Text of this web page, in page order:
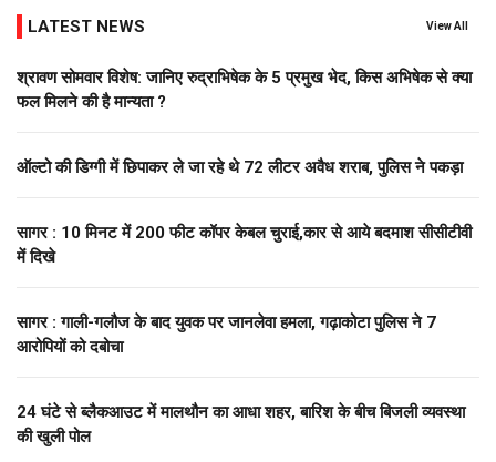
LATEST NEWS View All
श्रावण सोमवार विशेष: जानिए रुद्राभिषेक के 5 प्रमुख भेद, किस अभिषेक से क्या
फल मिलने की है मान्यता ?
ऑल्टो की डिग्गी में छिपाकर ले जा रहे थे 72 लीटर अवैध शराब, पुलिस ने पकड़ा
सागर : 10 मिनट में 200 फीट कॉपर केबल चुराई,कार से आये बदमाश सीसीटीवी
में दिखे
सागर : गाली-गलौज के बाद युवक पर जानलेवा हमला, गढ़ाकोटा पुलिस ने 7
आरोपियों को दबोचा
24 घंटे से ब्लैकआउट में मालथौन का आधा शहर, बारिश के बीच बिजली व्यवस्था
की खुली पोल